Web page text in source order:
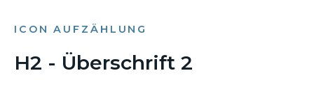
ICON AUFZÄHLUNG
H2 - Überschrift 2